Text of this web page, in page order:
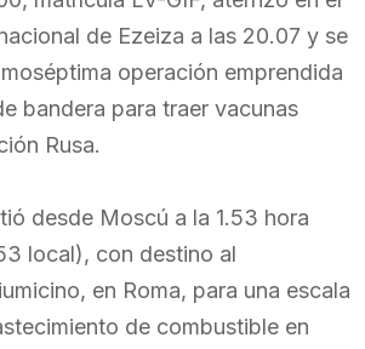
de Ezeiza a las 20.07 y se
operación emprendida
bandera para traer vacunas
Rusa.
desde Moscú a la 1.53 hora
local), con destino al
en Roma, para una escala
de combustible en